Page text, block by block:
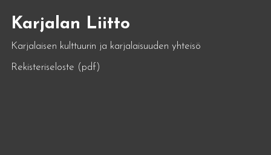
Karjalan Liitto
Karjalaisen kulttuurin ja karjalaisuuden yhteisö
Rekisteriseloste (pdf)